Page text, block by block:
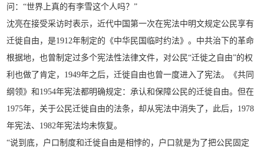
问：“世界上真的有李雪这个人吗？”
沈亮在接受采访时表示，近代中国第一次在宪法中明文规定公民享有
迁徙自由，是1912年制定的《中华民国临时约法》。中共治下的革命
根据地，也曾制定过多个宪法性法律文件，对公民“迁徙之自由”的权
利也做了肯定，1949年之后，迁徙自由也曾一度进入了宪法。《共同
纲领》和1954年宪法都明确规定：承认和保障公民的迁徙自由。但在
1975年，关于公民迁徙自由的法条，却从宪法中消失了，此后，1978
年宪法、1982年宪法均未恢复。
“说到底，户口制度和迁徙自由是相悖的，户口就是为了把公民固定